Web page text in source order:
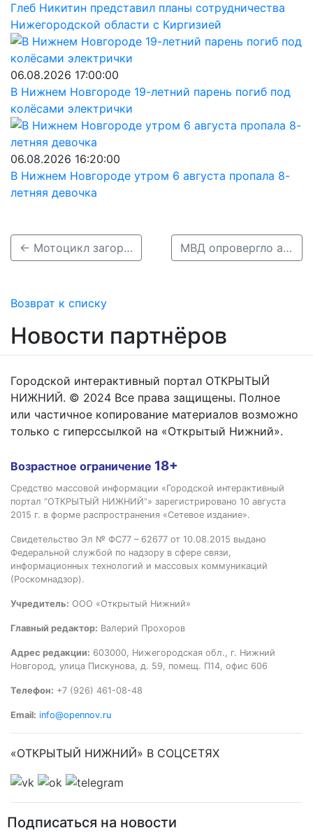
Глеб Никитин представил планы сотрудничества
Нижегородской области с Киргизией
06.08.2026 17:00:00
В Нижнем Новгороде 19-летний парень погиб под
колёсами электрички
06.08.2026 16:20:00
В Нижнем Новгороде утром 6 августа пропала 8-
летняя девочка
← Мотоцикл загорелся после столкновения с легковушкой в Нижнем Новгороде 25 июня МВД опровергло арест виновника ДТП с пятью погибшими в Нижнем Новгороде →
Возврат к списку
Новости партнёров
Городской интерактивный портал ОТКРЫТЫЙ
НИЖНИЙ. © 2024 Все права защищены. Полное
или частичное копирование материалов возможно
только с гиперссылкой на «Открытый Нижний».
Возрастное ограничение 18+
Средство массовой информации «Городской интерактивный
портал “ОТКРЫТЫЙ НИЖНИЙ”» зарегистрировано 10 августа
2015 г. в форме распространения «Сетевое издание».
Свидетельство Эл № ФС77 – 62677 от 10.08.2015 выдано
Федеральной службой по надзору в сфере связи,
информационных технологий и массовых коммуникаций
(Роскомнадзор).
Учредитель: ООО «Открытый Нижний»
Главный редактор: Валерий Прохоров
Адрес редакции: 603000, Нижегородская обл., г. Нижний
Новгород, улица Пискунова, д. 59, помещ. П14, офис 606
Телефон: +7 (926) 461-08-48
Email: info@opennov.ru
«ОТКРЫТЫЙ НИЖНИЙ» В СОЦСЕТЯХ
Подписаться на новости